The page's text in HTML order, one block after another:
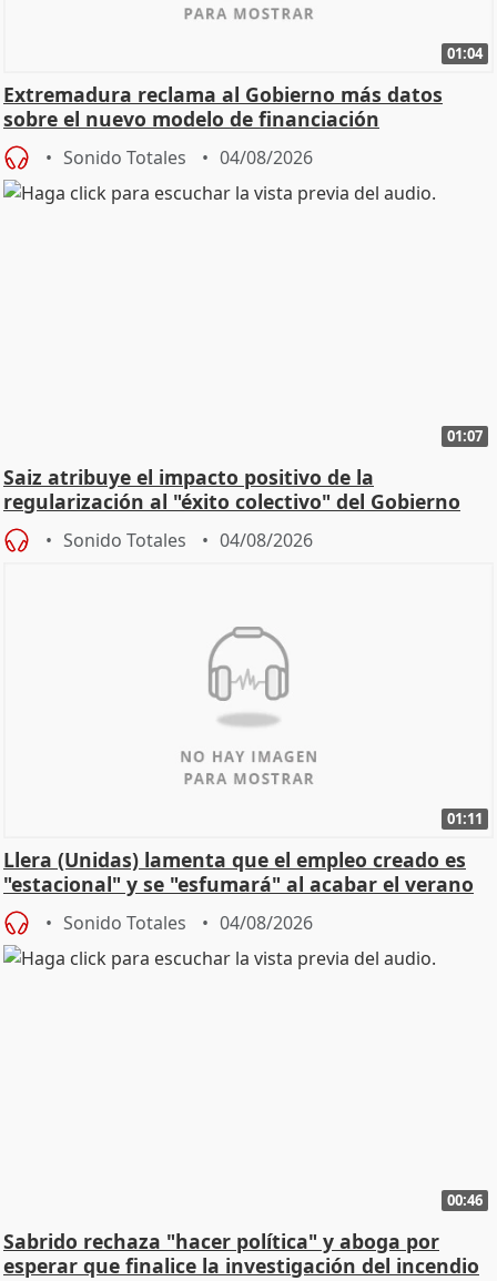
01:04
Extremadura reclama al Gobierno más datos
sobre el nuevo modelo de financiación
Sonido Totales 04/08/2026
01:07
Saiz atribuye el impacto positivo de la
regularización al "éxito colectivo" del Gobierno
Sonido Totales 04/08/2026
01:11
Llera (Unidas) lamenta que el empleo creado es
"estacional" y se "esfumará" al acabar el verano
Sonido Totales 04/08/2026
00:46
Sabrido rechaza "hacer política" y aboga por
esperar que finalice la investigación del incendio